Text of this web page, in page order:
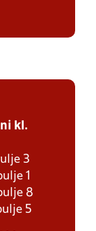
kl.
3
1
8
5